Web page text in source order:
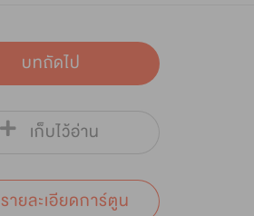
บทถัดไป
เก็บไว้อ่าน
รายละเอียดการ์ตูน